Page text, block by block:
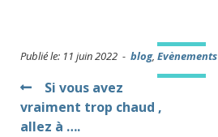
Publié le: 11 juin 2022 - blog, Evènements
Navigation
de
Si vous avez
vraiment trop chaud ,
allez à ….